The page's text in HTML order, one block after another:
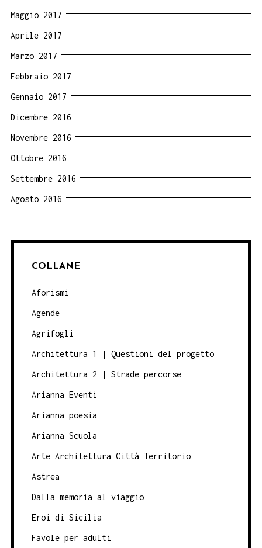
Maggio 2017
Aprile 2017
Marzo 2017
Febbraio 2017
Gennaio 2017
Dicembre 2016
Novembre 2016
Ottobre 2016
Settembre 2016
Agosto 2016
COLLANE
Aforismi
Agende
Agrifogli
Architettura 1 | Questioni del progetto
Architettura 2 | Strade percorse
Arianna Eventi
Arianna poesia
Arianna Scuola
Arte Architettura Città Territorio
Astrea
Dalla memoria al viaggio
Eroi di Sicilia
Favole per adulti